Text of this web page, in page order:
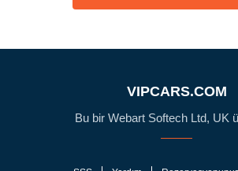
VIPCARS.COM
Bu bir Webart Softech Ltd, UK